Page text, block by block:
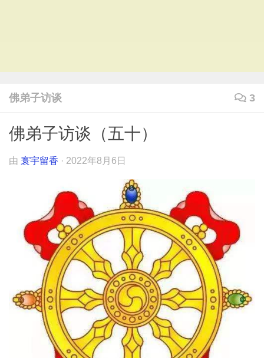
佛弟子访谈 3
佛弟子访谈（五十）
由 寰宇留香 · 2022年8月6日